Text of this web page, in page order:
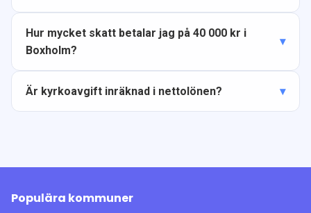
Hur mycket skatt betalar jag på 40 000 kr i
Boxholm?
Är kyrkoavgift inräknad i nettolönen?
Populära kommuner